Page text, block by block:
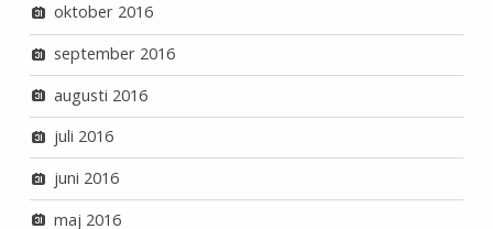
oktober 2016
september 2016
augusti 2016
juli 2016
juni 2016
maj 2016